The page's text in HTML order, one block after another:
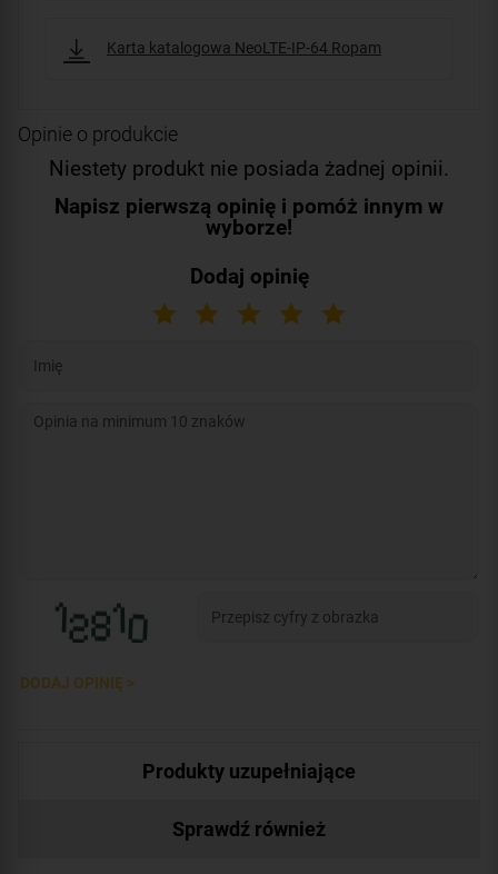
Karta katalogowa NeoLTE-IP-64 Ropam
Opinie o produkcie
Niestety produkt nie posiada żadnej opinii.
Napisz pierwszą opinię i pomóż innym w
wyborze!
Dodaj opinię
DODAJ OPINIĘ >
Produkty uzupełniające
Sprawdź również